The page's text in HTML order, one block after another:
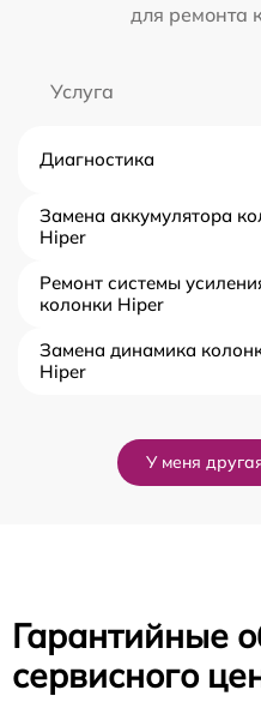
для ремонта
Услуга
Диагностика
Замена аккумулятора
Hiper
Ремонт системы
колонки Hiper
Замена динамика
Hiper
У меня
Гарантийные
сервисного